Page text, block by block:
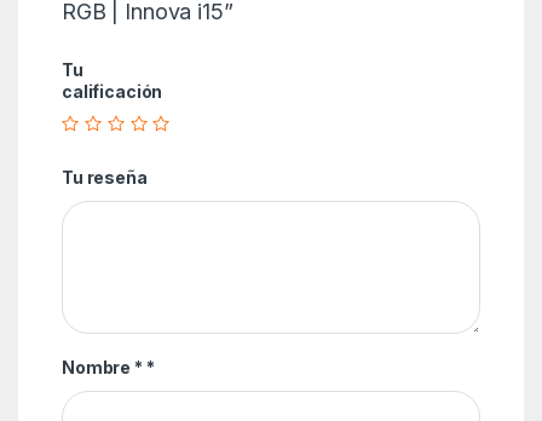
RGB | Innova i15”
Tu
calificación
Tu reseña
Nombre * *